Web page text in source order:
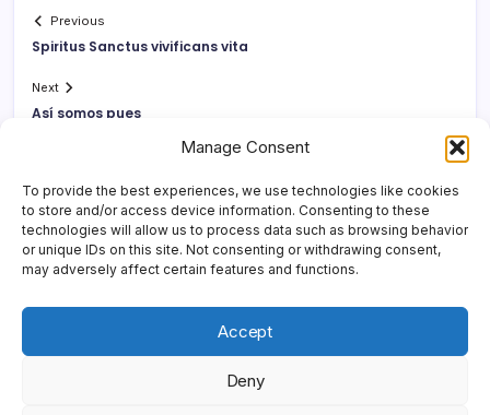
Manage Consent
To provide the best experiences, we use technologies like cookies
to store and/or access device information. Consenting to these
technologies will allow us to process data such as browsing behavior
or unique IDs on this site. Not consenting or withdrawing consent,
may adversely affect certain features and functions.
Accept
Deny
Previous
Spiritus Sanctus vivificans vita
Next
Así­ somos pues